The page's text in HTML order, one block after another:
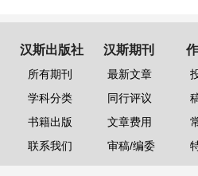
汉斯出版社
所有期刊
学科分类
书籍出版
联系我们
汉斯期刊
最新文章
同行评议
文章费用
审稿/编委